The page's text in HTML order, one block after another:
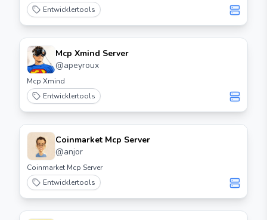
Entwicklertools
Mcp Xmind Server
@apeyroux
Mcp Xmind
Entwicklertools
Coinmarket Mcp Server
@anjor
Coinmarket Mcp Server
Entwicklertools